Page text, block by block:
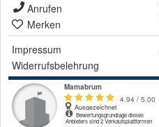
Anrufen
Merken
Impressum
Widerrufsbelehrung